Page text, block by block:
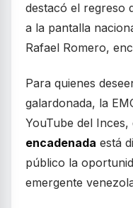
destacó el regreso
a la pantalla
Rafael Romero,
Para quienes
galardonada, la
YouTube del Inces,
encadenada está
público la
emergente